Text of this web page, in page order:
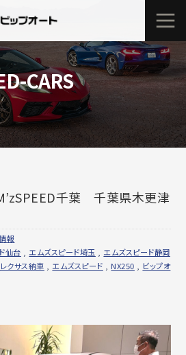
CARS
千葉 千葉県木更津
報
仙台 エムズスピード埼玉
エムズスピード静岡
レクサス納車 エムズスピード NX250
ビップオ